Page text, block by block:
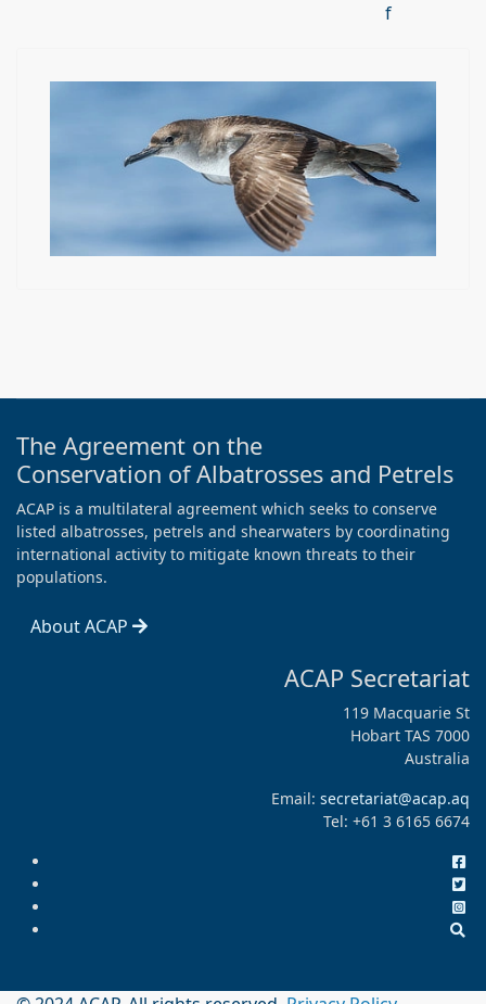
f
The Agreement on the
Conservation of Albatrosses and Petrels
ACAP is a multilateral agreement which seeks to conserve
listed albatrosses, petrels and shearwaters by coordinating
international activity to mitigate known threats to their
populations.
About ACAP
ACAP Secretariat
119 Macquarie St
Hobart TAS 7000
Australia
Email: secretariat@acap.aq
Tel: +61 3 6165 6674